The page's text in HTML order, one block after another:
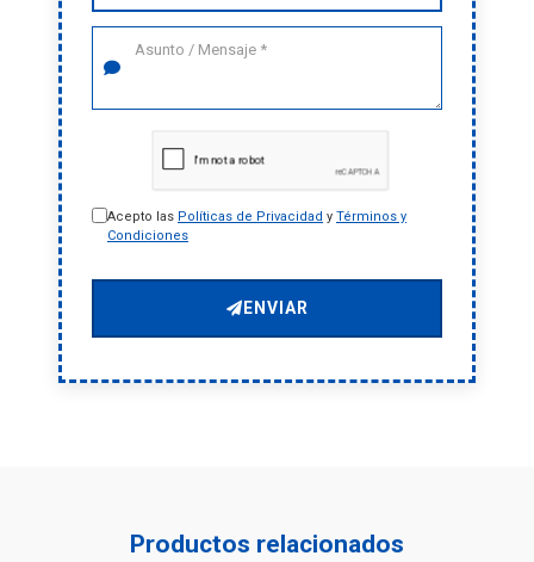
Acepto las Políticas de Privacidad y Términos y
Condiciones
ENVIAR
Productos relacionados